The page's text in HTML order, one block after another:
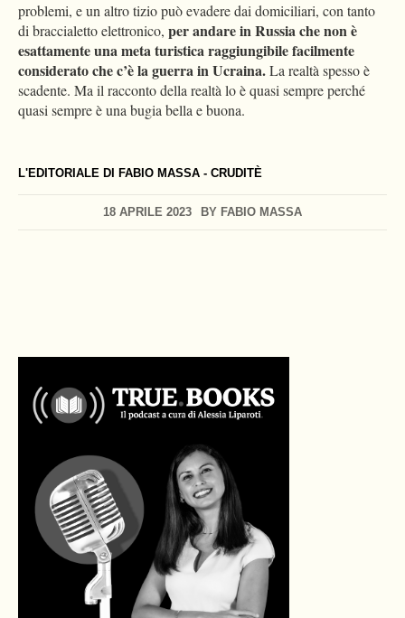
L'EDITORIALE DI FABIO MASSA - CRUDITÈ
18 APRILE 2023 BY FABIO MASSA
problemi, e un altro tizio può evadere dai domiciliari, con tanto
di braccialetto elettronico, per andare in Russia che non è
esattamente una meta turistica raggiungibile facilmente
considerato che c’è la guerra in Ucraina.La realtà spesso è
scadente. Ma il racconto della realtà lo è quasi sempre perché
quasi sempre è una bugia bella e buona.